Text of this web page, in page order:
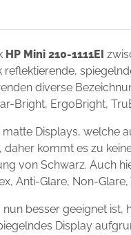
HP Mini 210-1111EI
diverse
Bright, ErgoBright,
matte Displays,
kommt es zu
von Schwarz. Auch
Anti-Glare, Non-
nun besser geeignet
Display